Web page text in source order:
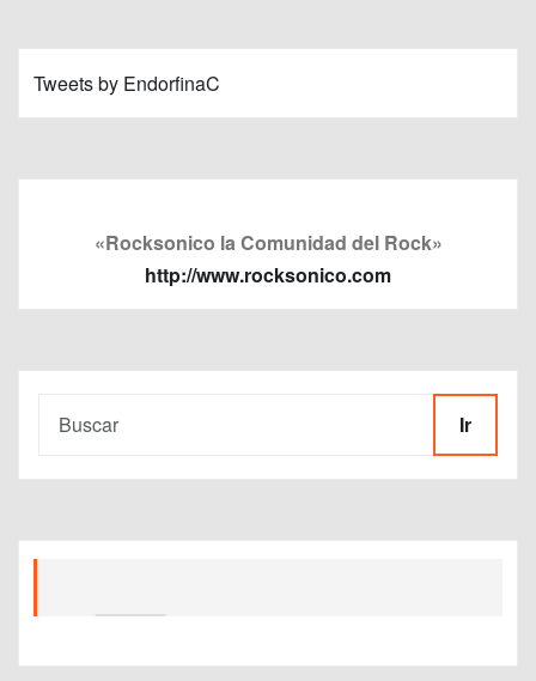
Tweets by EndorfinaC
«Rocksonico la Comunidad del Rock»
http://www.rocksonico.com
Ir